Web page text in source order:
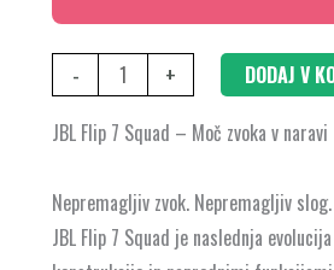
- +
DODAJ V
JBL Flip 7 Squad – Moč zvoka v naravi
Nepremagljiv zvok. Nepremagljiv slog.
JBL Flip 7 Squad je naslednja